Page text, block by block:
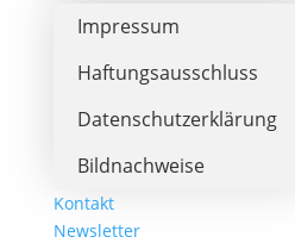
Impressum
Haftungsausschluss
Datenschutzerklärung
Bildnachweise
Kontakt
Newsletter